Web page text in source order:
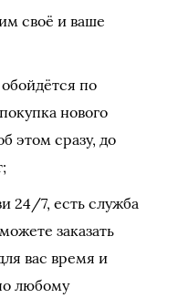
своё и ваше
по
нового
этом сразу, до
24/7, есть служба
заказать
вас время и
любому